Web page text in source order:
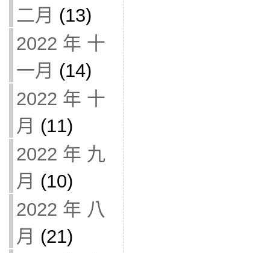
二月 (13)
2022 年 十
一月 (14)
2022 年 十
月 (11)
2022 年 九
月 (10)
2022 年 八
月 (21)